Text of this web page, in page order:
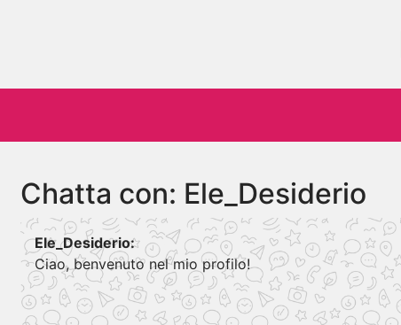
Chatta con: Ele_Desiderio
Ele_Desiderio:
Ciao, benvenuto nel mio profilo!